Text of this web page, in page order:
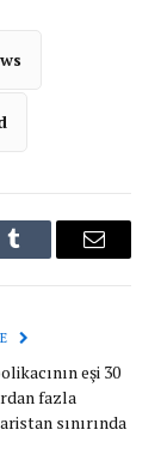
Tumblr Email
eşi 30
fazla
sınırında